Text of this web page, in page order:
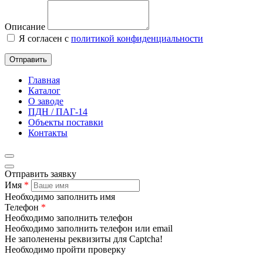
Описание
Я согласен с политикой конфиденциальности
Отправить
Главная
Каталог
О заводе
ПДН / ПАГ-14
Объекты поставки
Контакты
Отправить заявку
Имя *
Необходимо заполнить имя
Телефон *
Необходимо заполнить телефон
Необходимо заполнить телефон или email
Не заполенены реквизиты для Captcha!
Необходимо пройти проверку